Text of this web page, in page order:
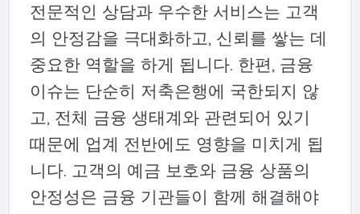
전문적인 상담과 우수한 서비스는 고객
의 안정감을 극대화하고, 신뢰를 쌓는 데
중요한 역할을 하게 됩니다. 한편, 금융
이슈는 단순히 저축은행에 국한되지 않
고, 전체 금융 생태계와 관련되어 있기
때문에 업계 전반에도 영향을 미치게 됩
니다. 고객의 예금 보호와 금융 상품의
안정성은 금융 기관들이 함께 해결해야